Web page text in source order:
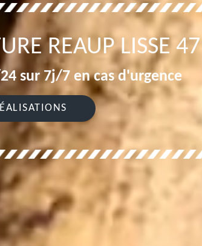
REAUP LISSE
sur 7j/7 en cas d'urgence